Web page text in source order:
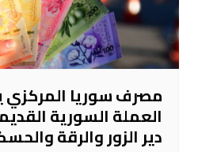
مصرف سوريا
العملة السورية
دير الزور والرقة